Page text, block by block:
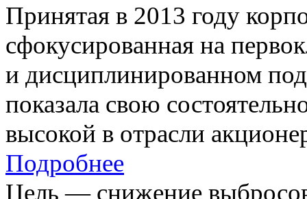
Принятая в 2013 году
сфокусированная на
и дисциплинированном
показала свою
высокой в отрасли
Подробнее
Цель — снижение